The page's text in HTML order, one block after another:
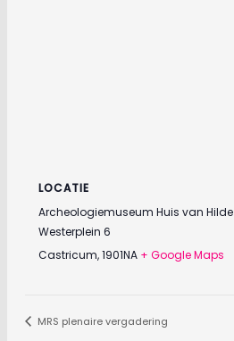
LOCATIE
Archeologiemuseum Huis van Hilde
Westerplein 6
Castricum,1901NA + Google Maps
MRS plenaire vergadering